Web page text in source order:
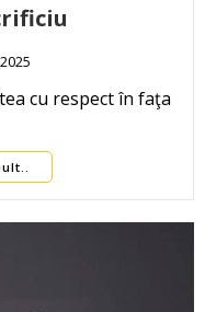
cu respect în faţa